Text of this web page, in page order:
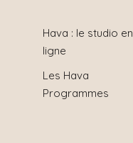
Hava : le studio en
ligne
Les Hava
Programmes